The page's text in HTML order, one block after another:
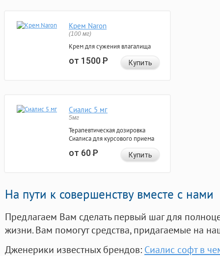
Крем Naron
(100 мг)
Крем для сужения влагалища
от 1500Р Купить
Сиалис 5 мг
5мг
Терапевтическая дозировка
Сиалиса для курсового приема
от 60Р Купить
На пути к совершенству вместе с нами
Предлагаем Вам сделать первый шаг для
жизни. Вам помогут средства, придагаемые на
Дженерики известных брендов: Сиалис софт в